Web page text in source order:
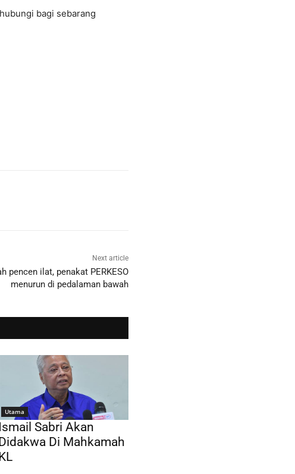
bagi sebarang
Next article
pencen ilat, penakat PERKESO
menurun di pedalaman bawah
Utama
Ismail Sabri Akan
Didakwa Di Mahkamah
KL